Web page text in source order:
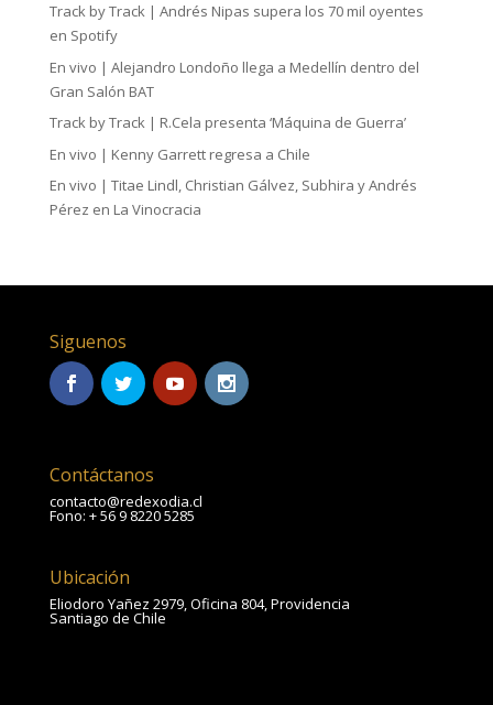
Track by Track | Andrés Nipas supera los 70 mil oyentes
en Spotify
En vivo | Alejandro Londoño llega a Medellín dentro del
Gran Salón BAT
Track by Track | R.Cela presenta ‘Máquina de Guerra’
En vivo | Kenny Garrett regresa a Chile
En vivo | Titae Lindl, Christian Gálvez, Subhira y Andrés
Pérez en La Vinocracia
Siguenos
Contáctanos
contacto@redexodia.cl
Fono: + 56 9 8220 5285
Ubicación
Eliodoro Yañez 2979, Oficina 804, Providencia
Santiago de Chile